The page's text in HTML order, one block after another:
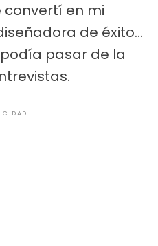
convertí en mi
de éxito...
pasar de la